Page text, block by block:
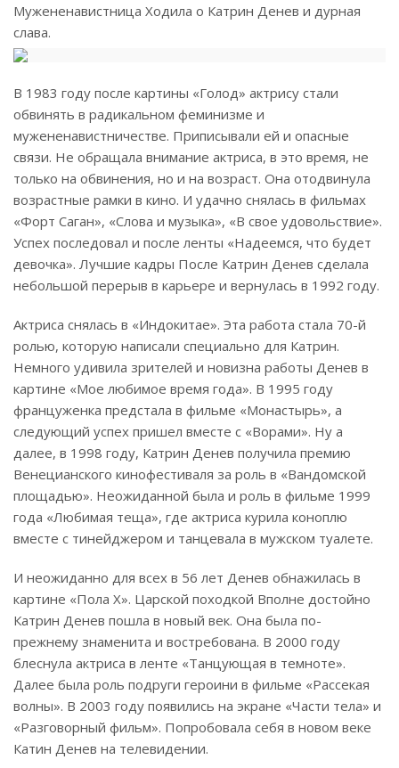
Мужененавистница Ходила о Катрин Денев и дурная
слава.
В 1983 году после картины «Голод» актрису стали
обвинять в радикальном феминизме и
мужененавистничестве. Приписывали ей и опасные
связи. Не обращала внимание актриса, в это время, не
только на обвинения, но и на возраст. Она отодвинула
возрастные рамки в кино. И удачно снялась в фильмах
«Форт Саган», «Слова и музыка», «В свое удовольствие».
Успех последовал и после ленты «Надеемся, что будет
девочка». Лучшие кадры После Катрин Денев сделала
небольшой перерыв в карьере и вернулась в 1992 году.
Актриса снялась в «Индокитае». Эта работа стала 70-й
ролью, которую написали специально для Катрин.
Немного удивила зрителей и новизна работы Денев в
картине «Мое любимое время года». В 1995 году
француженка предстала в фильме «Монастырь», а
следующий успех пришел вместе с «Ворами». Ну а
далее, в 1998 году, Катрин Денев получила премию
Венецианского кинофестиваля за роль в «Вандомской
площадью». Неожиданной была и роль в фильме 1999
года «Любимая теща», где актриса курила коноплю
вместе с тинейджером и танцевала в мужском туалете.
И неожиданно для всех в 56 лет Денев обнажилась в
картине «Пола Х». Царской походкой Вполне достойно
Катрин Денев пошла в новый век. Она была по-
прежнему знаменита и востребована. В 2000 году
блеснула актриса в ленте «Танцующая в темноте».
Далее была роль подруги героини в фильме «Рассекая
волны». В 2003 году появились на экране «Части тела» и
«Разговорный фильм». Попробовала себя в новом веке
Катин Денев на телевидении.